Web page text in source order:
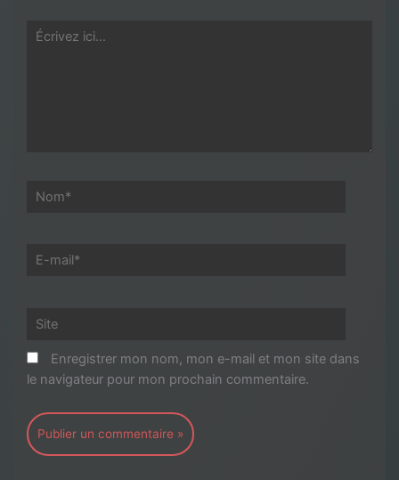
Écrivez
Nom*
E-
Site
Enregistrer mon nom, mon e-mail et mon site dans
le navigateur pour mon prochain commentaire.